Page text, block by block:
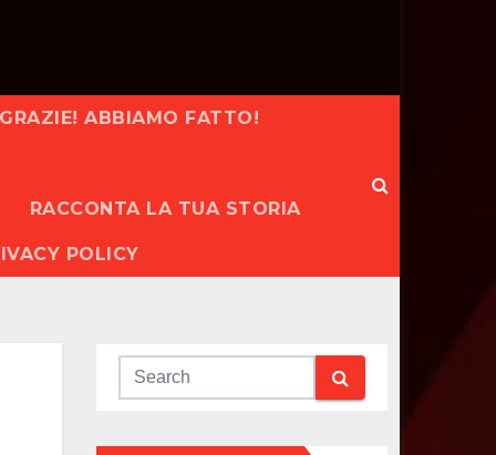
ABBIAMO FATTO!
RACCONTA LA TUA STORIA
POLICY